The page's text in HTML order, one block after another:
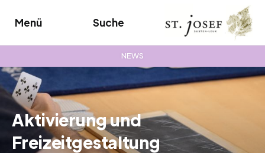
Menü Suche
NEWS
Aktivierung und
Freizeitgestaltung